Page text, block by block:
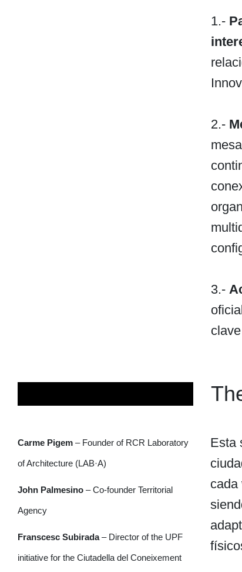
1.-
2.-
3.-
Carme Pigem – Founder of RCR Laboratory
of Architecture (LAB·A)
John Palmesino – Co-founder Territorial
Agency
Franscesc Subirada– Director of the UPF
initiative for the Ciutadella del Coneixement
Esta
cada